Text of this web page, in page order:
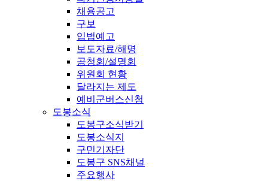
채용공고
구보
입법예고
보도자료/해명
공청회/설명회
위원회 현황
달라지는 제도
예비군버스신청
도봉소식
도봉구소식받기
도봉소식지
구민기자단
도봉구 SNS채널
주요행사